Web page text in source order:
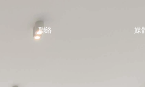
聯絡 媒